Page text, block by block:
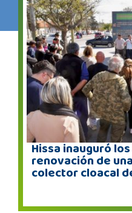
Hissa inauguró
renovación de
colector cloacal